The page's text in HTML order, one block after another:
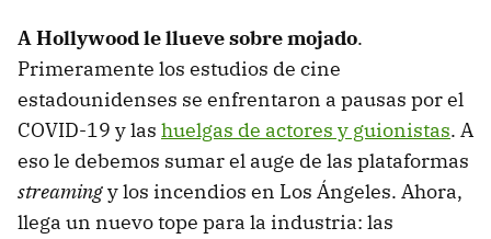
A Hollywood le llueve sobre mojado.
Primeramente los estudios de cine
estadounidenses se enfrentaron a pausas por el
COVID-19 y las huelgas de actores y guionistas. A
eso le debemos sumar el auge de las plataformas
streamingy los incendios en Los Ángeles. Ahora,
llega un nuevo tope para la industria: las